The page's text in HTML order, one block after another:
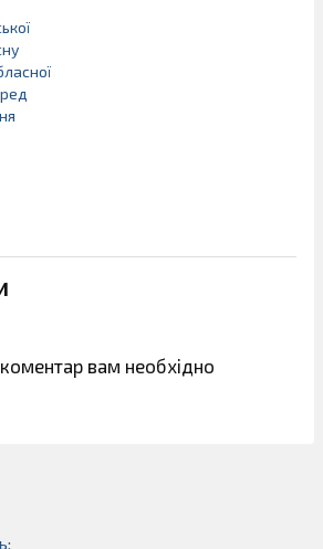
вам необхідно